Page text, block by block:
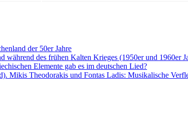
der 50er Jahre
des frühen Kalten Krieges (1950er und 1960er
Elemente gab es im deutschen Lied?
Mikis Theodorakis und Fontas Ladis: Musikalische